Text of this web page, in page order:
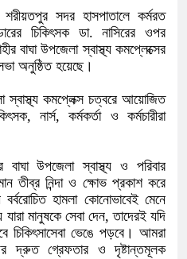
শরীয়তপুর সদর হাসপাতালে কর্মরত
চিকিৎসক ডা. নাসিরের ওপর
বাঘা উপজেলা স্বাস্থ্য কমপ্লেক্সের
অনুষ্ঠিত হয়েছে।
স্বাস্থ্য কমপ্লেক্স চত্বরে আয়োজিত
নার্স, কর্মকর্তা ও কর্মচারীরা
উপজেলা স্বাস্থ্য ও পরিবার
তীব্র নিন্দা ও ক্ষোভ প্রকাশ করে
হামলা কোনোভাবেই মেনে
মানুষকে সেবা দেন, তাদেরই যদি
চিকিৎসাসেবা ভেঙে পড়বে। আমরা
দ্রুত গ্রেফতার ও দৃষ্টান্তমূলক